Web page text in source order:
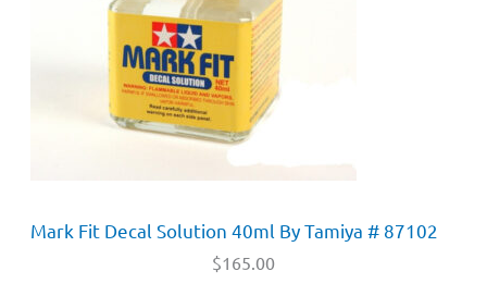
Mark Fit Decal Solution 40ml By Tamiya # 87102
$165.00